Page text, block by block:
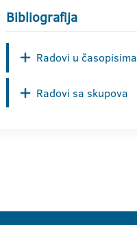
Bibliografija
Radovi u časopisima
Radovi sa skupova